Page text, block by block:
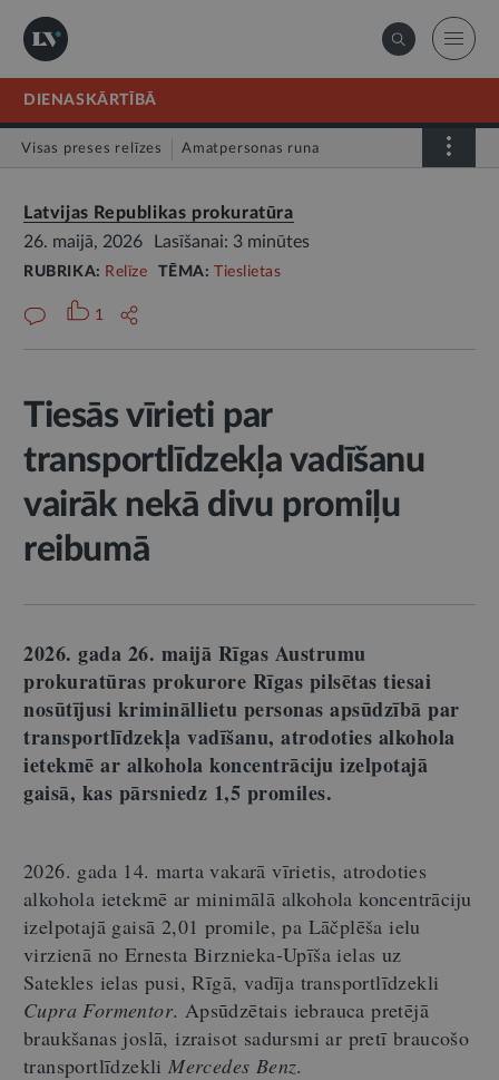
DIENASKĀRTĪBĀ
Visas preses relīzes Amatpersonas runa
Latvijas Republikas prokuratūra
26. maijā, 2026
Lasīšanai: 3 minūtes
RUBRIKA: Relīze TĒMA: Tieslietas
1
Tiesās vīrieti par
transportlīdzekļa vadīšanu
vairāk nekā divu promiļu
reibumā
2026. gada 26. maijā Rīgas Austrumu
prokuratūras prokurore Rīgas pilsētas tiesai
nosūtījusi krimināllietu personas apsūdzībā par
transportlīdzekļa vadīšanu, atrodoties alkohola
ietekmē ar alkohola koncentrāciju izelpotajā
gaisā, kas pārsniedz 1,5 promiles.
2026. gada 14. marta vakarā vīrietis, atrodoties
alkohola ietekmē ar minimālā alkohola koncentrāciju
izelpotajā gaisā 2,01 promile, pa Lāčplēša ielu
virzienā no Ernesta Birznieka-Upīša ielas uz
Satekles ielas pusi, Rīgā, vadīja transportlīdzekli
Cupra Formentor. Apsūdzētais iebrauca pretējā
braukšanas joslā, izraisot sadursmi ar pretī braucošo
transportlīdzekliMercedes Benz.